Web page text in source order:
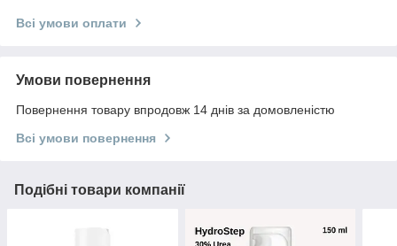
Всі умови оплати
Умови повернення
Повернення товару впродовж 14 днів за домовленістю
Всі умови повернення
Подібні товари компанії